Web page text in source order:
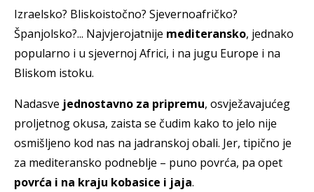
Izraelsko? Bliskoistočno? Sjevernoafričko?
Španjolsko?... Najvjerojatnije mediteransko, jednako
popularno i u sjevernoj Africi, i na jugu Europe i na
Bliskom istoku.
Nadasve jednostavno za pripremu, osvježavajućeg
proljetnog okusa, zaista se čudim kako to jelo nije
osmišljeno kod nas na jadranskoj obali. Jer, tipično je
za mediteransko podneblje – puno povrća, pa opet
povrća i na kraju kobasice i jaja.